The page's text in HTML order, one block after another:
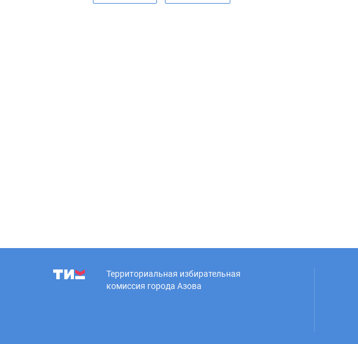
Территориальная избирательная
комиссия города Азова